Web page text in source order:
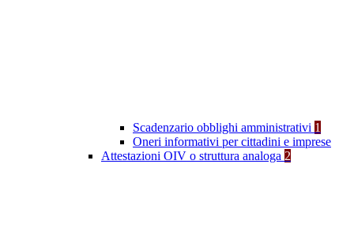
Scadenzario obblighi amministrativi 1
Oneri informativi per cittadini e imprese
Attestazioni OIV o struttura analoga 2